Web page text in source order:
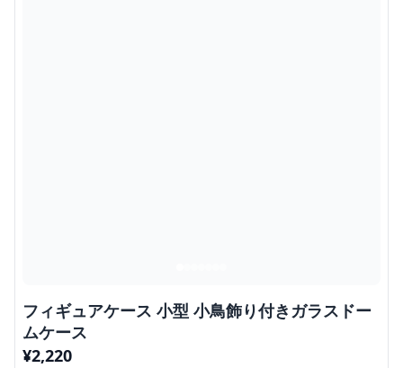
フィギュアケース 小型 小鳥飾り付きガラスドー
ムケース
¥2,220